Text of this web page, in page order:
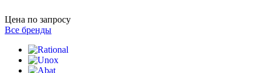
Цена по запросу
Все бренды